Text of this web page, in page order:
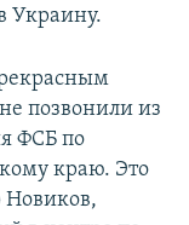
Украину.
позвонили из
ФСБ по
краю. Это